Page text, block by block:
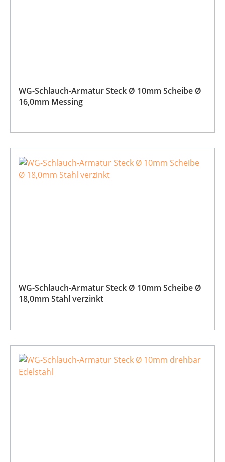
WG-Schlauch-Armatur Steck Ø 10mm Scheibe Ø
16,0mm Messing
WG-Schlauch-Armatur Steck Ø 10mm Scheibe Ø
18,0mm Stahl verzinkt